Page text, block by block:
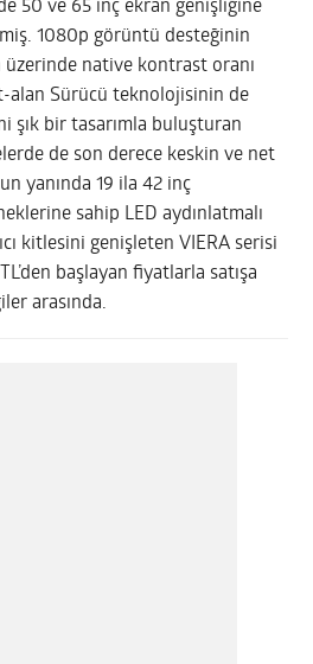
50 ve 65 inç ekran genişliğine
1080p görüntü desteğinin
üzerinde native kontrast oranı
alan Sürücü teknolojisinin de
şık bir tasarımla buluşturan
de son derece keskin ve net
yanında 19 ila 42 inç
sahip LED aydınlatmalı
kitlesini genişleten VIERA serisi
başlayan fiyatlarla satışa
arasında.